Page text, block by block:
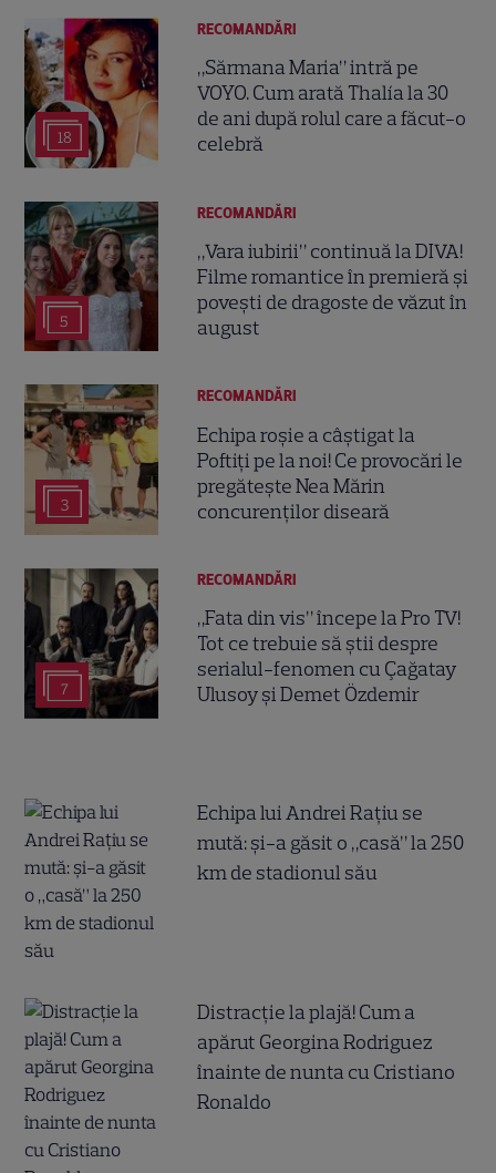
18
RECOMANDĂRI
„Sărmana Maria” intră pe
VOYO. Cum arată Thalía la 30
de ani după rolul care a făcut-o
celebră
5
RECOMANDĂRI
„Vara iubirii” continuă la DIVA!
Filme romantice în premieră și
povești de dragoste de văzut în
august
3
RECOMANDĂRI
Echipa roșie a câștigat la
Poftiți pe la noi! Ce provocări le
pregătește Nea Mărin
concurenților diseară
7
RECOMANDĂRI
„Fata din vis” începe la Pro TV!
Tot ce trebuie să știi despre
serialul-fenomen cu Çağatay
Ulusoy și Demet Özdemir
Echipa lui Andrei Rațiu se
mută: și-a găsit o „casă” la 250
km de stadionul său
Distracție la plajă! Cum a
apărut Georgina Rodriguez
înainte de nunta cu Cristiano
Ronaldo